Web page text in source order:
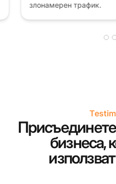
злонамерен трафик.
бизнеса,